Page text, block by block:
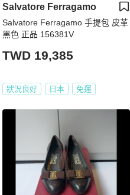
Salvatore Ferragamo
Salvatore Ferragamo 手提包 皮革
黑色 正品 156381V
TWD 19,385
狀況良好 日本 免運